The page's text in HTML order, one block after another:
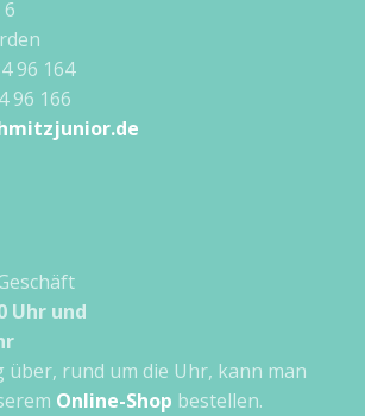
96 164
96 166
Uhr und
über, rund um die Uhr, kann man
Online-Shop bestellen.